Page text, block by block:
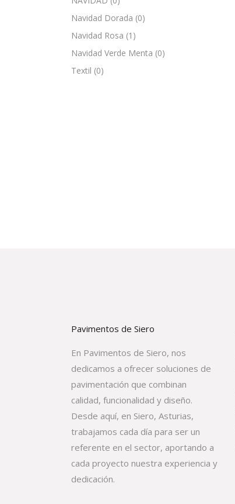
Navidad Dorada (0)
Navidad Rosa (1)
Navidad Verde Menta (0)
Textil (0)
Pavimentos de Siero
En Pavimentos de Siero, nos
dedicamos a ofrecer soluciones de
pavimentación que combinan
calidad, funcionalidad y diseño.
Desde aquí, en Siero, Asturias,
trabajamos cada día para ser un
referente en el sector, aportando a
cada proyecto nuestra experiencia y
dedicación.